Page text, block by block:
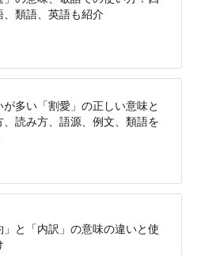
、類語、英語も紹介
が多い「割愛」の正しい意味と
、読み方、語源、例文、類語を
」と「内訳」の意味の違いと使